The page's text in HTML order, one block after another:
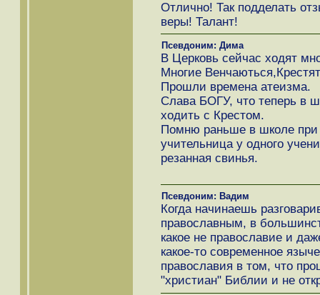
Отлично! Так подделать
веры! Талант!
Псевдоним: Дима
В Церковь сейчас ходят
Многие
Прошли времена атеизма.
Слава БОГУ, что теперь в
ходить с Крестом.
Помню раньше в школе при
учительница у одного
резанная свинья.
Псевдоним: Вадим
Когда начинаешь
православным, в
какое не православие и
какое-то современное
православия в том, что
"христиан" Библии и не